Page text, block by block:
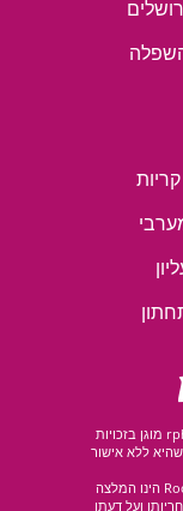
התמונות והמידע באתר חדרים לפי שעה rph.co.il מוגן בזכויות
ללא אישור
כל האמור באתר חדרים לפי שעה RoomPerHour הינו המלצה
ועל דעתו